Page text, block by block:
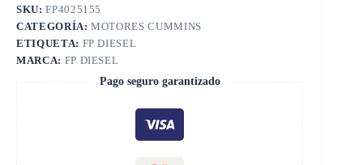
SKU:FP4025155
CATEGORÍA:MOTORES CUMMINS
ETIQUETA: FP DIESEL
MARCA: FP DIESEL
Pago seguro garantizado